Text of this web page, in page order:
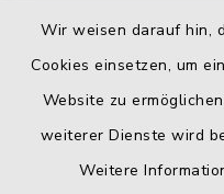
Wir weisen darauf hin,
Cookies einsetzen, um
Website zu
weiterer Dienste wird
Weitere